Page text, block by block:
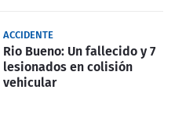
ACCIDENTE
Rio Bueno: Un fallecido y 7
lesionados en colisión
vehicular